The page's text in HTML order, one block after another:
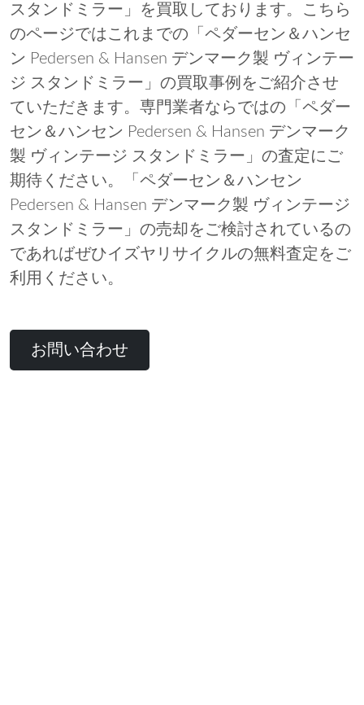
スタンドミラー」を買取しております。こちら
のページではこれまでの「ペダーセン＆ハンセ
ン Pedersen & Hansen デンマーク製 ヴィンテー
ジ スタンドミラー」の買取事例をご紹介させ
ていただきます。専門業者ならではの「ペダー
セン＆ハンセン Pedersen & Hansen デンマーク
製 ヴィンテージ スタンドミラー」の査定にご
期待ください。「ペダーセン＆ハンセン
Pedersen & Hansen デンマーク製 ヴィンテージ
スタンドミラー」の売却をご検討されているの
であればぜひイズヤリサイクルの無料査定をご
利用ください。
お問い合わせ